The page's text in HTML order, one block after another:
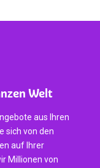
Welt
aus Ihren
sich von den
auf Ihrer
Millionen von